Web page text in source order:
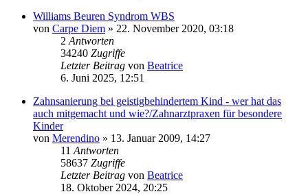
Williams Beuren Syndrom WBS
von Carpe Diem » 22. November 2020, 03:18
2 Antworten
34240 Zugriffe
Letzter Beitrag von Beatrice
6. Juni 2025, 12:51
Zahnsanierung bei geistigbehindertem Kind - wer hat das
auch mitgemacht und wie?/Zahnarztpraxen für besondere
Kinder
von Merendino » 13. Januar 2009, 14:27
11 Antworten
58637 Zugriffe
Letzter Beitrag von Beatrice
18. Oktober 2024, 20:25